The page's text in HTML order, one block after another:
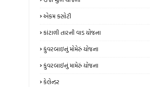
એકમ કસોટી
કાંટાળી તારની વાડ યોજના
કુંવરબાઇનું મોમેરું યોજના
કુંવરબાઈનું મામેરું યોજના
કેલેન્ડર